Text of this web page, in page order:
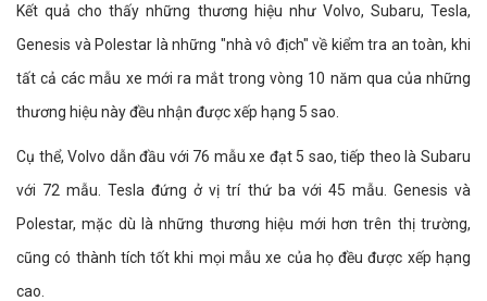
Kết quả cho thấy những thương hiệu như Volvo, Subaru, Tesla,
Genesis và Polestar là những "nhà vô địch" về kiểm tra an toàn, khi
tất cả các mẫu xe mới ra mắt trong vòng 10 năm qua của những
thương hiệu này đều nhận được xếp hạng 5 sao.
Cụ thể, Volvo dẫn đầu với 76 mẫu xe đạt 5 sao, tiếp theo là Subaru
với 72 mẫu. Tesla đứng ở vị trí thứ ba với 45 mẫu. Genesis và
Polestar, mặc dù là những thương hiệu mới hơn trên thị trường,
cũng có thành tích tốt khi mọi mẫu xe của họ đều được xếp hạng
cao.